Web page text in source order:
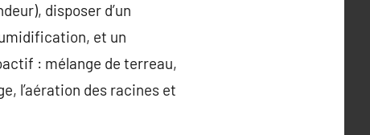
disposer d’un
et un
: mélange de terreau,
l’aération des racines et